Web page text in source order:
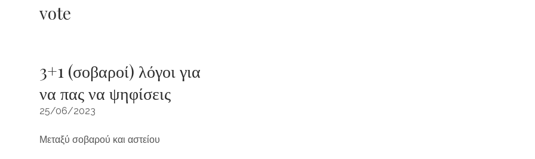
vote
3+1 (σοβαροί) λόγοι για
να πας να ψηφίσεις
25/06/2023
Μεταξύ σοβαρού και αστείου